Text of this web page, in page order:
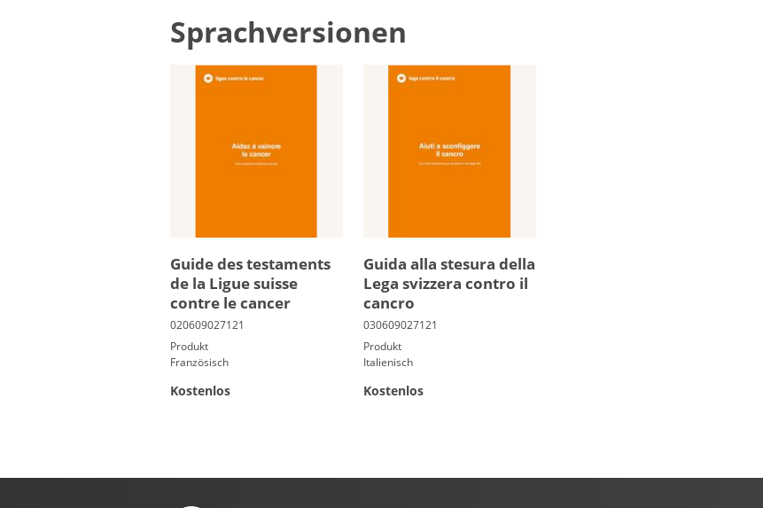
Sprachversionen
Guide des tes­ta­ments
de la Ligue suisse
contre le can­cer
Produkt
Französisch
Kostenlos
Guida alla ste­sura della
Lega svizzera contro il
cancro
Produkt
Italienisch
Kostenlos